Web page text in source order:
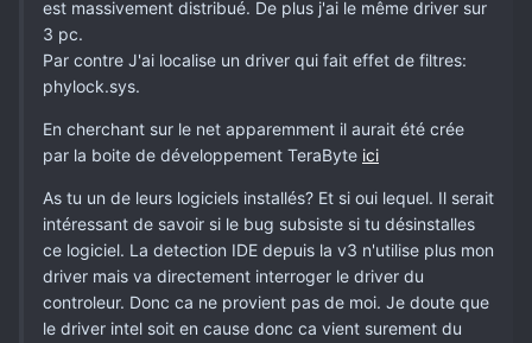
est massivement distribué. De plus j'ai le même driver sur
3 pc.
Par contre J'ai localise un driver qui fait effet de filtres:
phylock.sys.
En cherchant sur le net apparemment il aurait été crée
par la boite de développement TeraByte ici
As tu un de leurs logiciels installés? Et si oui lequel. Il serait
intéressant de savoir si le bug subsiste si tu désinstalles
ce logiciel. La detection IDE depuis la v3 n'utilise plus mon
driver mais va directement interroger le driver du
controleur. Donc ca ne provient pas de moi. Je doute que
le driver intel soit en cause donc ca vient surement du